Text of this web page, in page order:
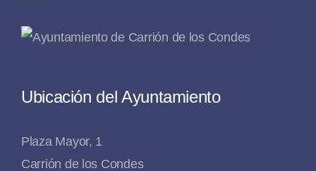
Ubicación del Ayuntamiento
Plaza Mayor, 1
Carrión de los Condes